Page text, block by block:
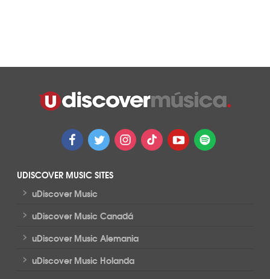
UDISCOVER MUSIC SITES
> uDiscover Music
> uDiscover Music Canadá
> uDiscover Music Alemania
> uDiscover Music Holanda